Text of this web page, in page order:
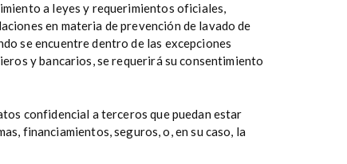
a leyes y requerimientos oficiales,
en materia de prevención de lavado de
se encuentre dentro de las excepciones
y bancarios, se requerirá su consentimiento
confidencial a terceros que puedan estar
financiamientos, seguros, o, en su caso, la